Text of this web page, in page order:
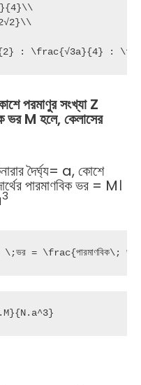
: \frac{√3a}{4} :
পরমাণুর সংখ্যা Z
ভর M হলে, কেলাসের
দৈর্ঘ্য= a, কোশে
পারমাণবিক ভর = M।
3
\;ভর =